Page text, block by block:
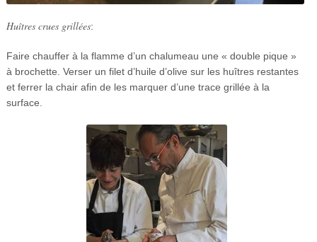
Huîtres crues grillées:
Faire chauffer à la flamme d’un chalumeau une « double pique »
à brochette. Verser un filet d’huile d’olive sur les huîtres restantes
et ferrer la chair afin de les marquer d’une trace grillée à la
surface.